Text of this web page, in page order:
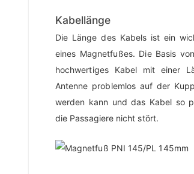
Kabellänge
Die Länge des Kabels ist ein
eines Magnetfußes. Die Basis
hochwertiges Kabel mit einer
Antenne problemlos auf der
werden kann und das Kabel so
die Passagiere nicht stört.